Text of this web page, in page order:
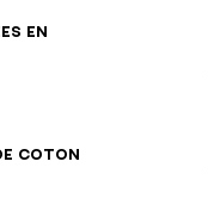
en
42 4446
coton
424446